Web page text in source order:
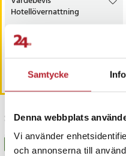
Samtycke
Denna webbplats
Vi använder
och annonserna till
Hotellövernattning
Pris:1 500 kr
1 500 kr
I lager, levereras inom 1-2 vardagar
Köp
Senast besökta